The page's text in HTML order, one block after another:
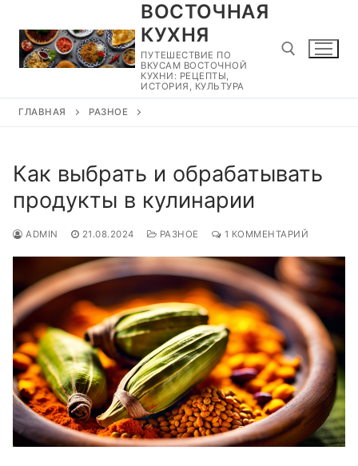
содержимому
ВОСТОЧНАЯ
КУХНЯ
ПУТЕШЕСТВИЕ ПО
ВКУСАМ ВОСТОЧНОЙ
КУХНИ: РЕЦЕПТЫ,
ИСТОРИЯ, КУЛЬТУРА
ГЛАВНАЯ РАЗНОЕ
Как выбрать и обрабатывать
продукты в кулинарии
ADMIN 21.08.2024 РАЗНОЕ 1 КОММЕНТАРИЙ